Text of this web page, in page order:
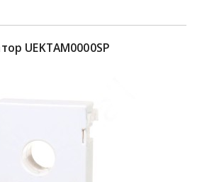
UEKTAM0000SP